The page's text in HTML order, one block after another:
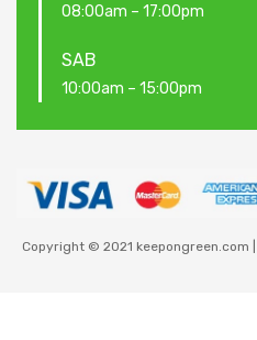
08:00am – 17:00pm
SAB
10:00am – 15:00pm
Copyright © 2021 keepongreen.com